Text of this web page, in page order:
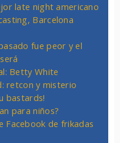
late night americano
Barcelona
fue peor y el
Betty White
retcon y misterio
bastards!
para niños?
Facebook de frikadas